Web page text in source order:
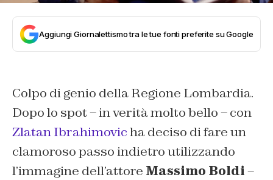
Aggiungi Giornalettismo tra le tue fonti preferite su Google
Colpo di genio della Regione Lombardia.
Dopo lo spot – in verità molto bello – con
Zlatan Ibrahimovicha deciso di fare un
clamoroso passo indietro utilizzando
l’immagine dell’attore Massimo Boldi–